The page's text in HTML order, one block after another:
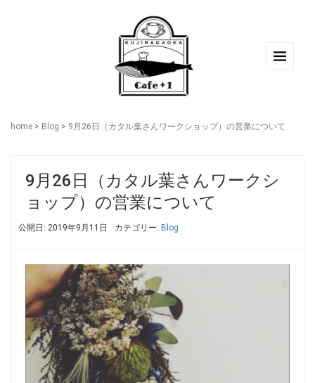
home > Blog > 9月26日（カタル葉さんワークショップ）の営業について
9月26日（カタル葉さんワークシ
ョップ）の営業について
公開日: 2019年9月11日 カテゴリー: Blog